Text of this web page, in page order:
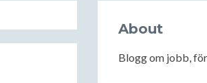
About
Blogg om jobb,